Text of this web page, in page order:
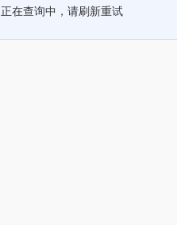
正在查询中，请刷新重试